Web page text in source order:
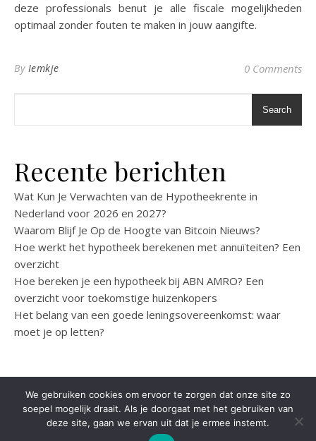
deze professionals benut je alle fiscale mogelijkheden
optimaal zonder fouten te maken in jouw aangifte.
By Iemkje 0 Comments
Search
Recente berichten
Wat Kun Je Verwachten van de Hypotheekrente in
Nederland voor 2026 en 2027?
Waarom Blijf Je Op de Hoogte van Bitcoin Nieuws?
Hoe werkt het hypotheek berekenen met annuïteiten? Een
overzicht
Hoe bereken je een hypotheek bij ABN AMRO? Een
overzicht voor toekomstige huizenkopers
Het belang van een goede leningsovereenkomst: waar
moet je op letten?
Marketing Werk Auto B2B Financieel Algemeen Contact
We gebruiken cookies om ervoor te zorgen dat onze site zo
soepel mogelijk draait. Als je doorgaat met het gebruiken van
deze site, gaan we ervan uit dat je ermee instemt.